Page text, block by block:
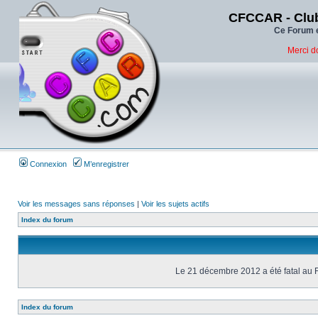
CFCCAR -
Ce Forum
Merci
Connexion M’enregistrer
Voir les messages sans réponses | Voir les sujets actifs
Index du forum
Le 21 décembre 2012 a été fatal au
Index du forum